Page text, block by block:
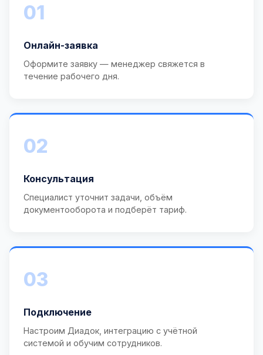
01
Онлайн-заявка
Оформите заявку — менеджер свяжется в
течение рабочего дня.
02
Консультация
Специалист уточнит задачи, объём
документооборота и подберёт тариф.
03
Подключение
Настроим Диадок, интеграцию с учётной
системой и обучим сотрудников.